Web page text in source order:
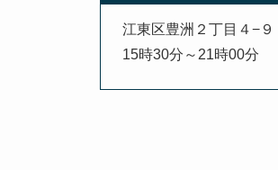
江東区豊洲２丁目４−
15時30分～21時00分